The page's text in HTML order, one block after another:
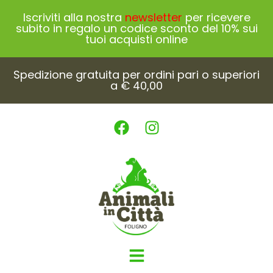
Iscriviti alla nostra newsletter per ricevere
subito in regalo un codice sconto del 10% sui
tuoi acquisti online
Spedizione gratuita per ordini pari o superiori
a € 40,00